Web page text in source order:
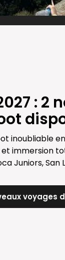
: 2
inoubliable
immersion
Juniors, San
voyages